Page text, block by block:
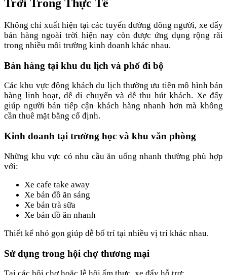
Trời Trong Thực Tế
Không chỉ xuất hiện tại các tuyến đường đông người, xe đẩy
bán hàng ngoài trời hiện nay còn được ứng dụng rộng rãi
trong nhiều môi trường kinh doanh khác nhau.
Bán hàng tại khu du lịch và phố đi bộ
Các khu vực đông khách du lịch thường ưu tiên mô hình bán
hàng linh hoạt, dễ di chuyển và dễ thu hút khách. Xe đẩy
giúp người bán tiếp cận khách hàng nhanh hơn mà không
cần thuê mặt bằng cố định.
Kinh doanh tại trường học và khu văn phòng
Những khu vực có nhu cầu ăn uống nhanh thường phù hợp
với:
Xe cafe take away
Xe bán đồ ăn sáng
Xe bán trà sữa
Xe bán đồ ăn nhanh
Thiết kế nhỏ gọn giúp dễ bố trí tại nhiều vị trí khác nhau.
Sử dụng trong hội chợ thương mại